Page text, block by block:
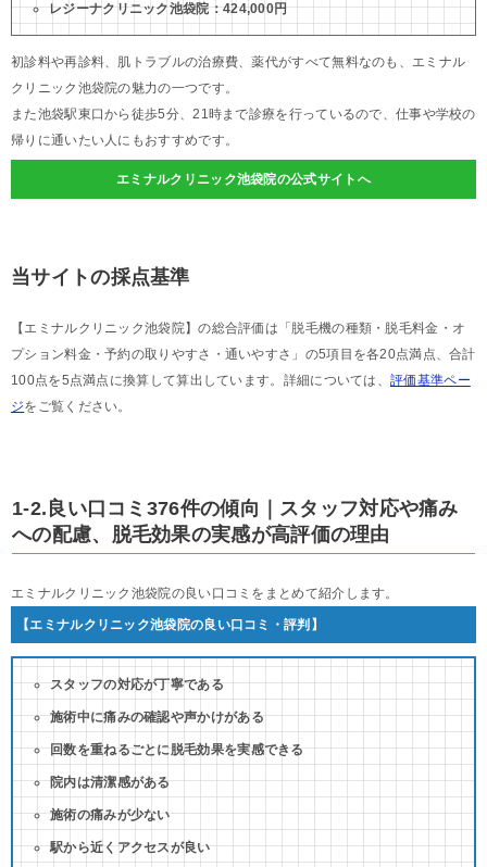
レジーナクリニック池袋院：424,000円
初診料や再診料、肌トラブルの治療費、薬代がすべて無料なのも、エミナル
クリニック池袋院の魅力の一つです。
また池袋駅東口から徒歩5分、21時まで診療を行っているので、仕事や学校の
帰りに通いたい人にもおすすめです。
エミナルクリニック池袋院の公式サイトへ
当サイトの採点基準
【エミナルクリニック池袋院】の総合評価は「脱毛機の種類・脱毛料金・オ
プション料金・予約の取りやすさ・通いやすさ」の5項目を各20点満点、合計
100点を5点満点に換算して算出しています。詳細については、 評価基準ペー
ジをご覧ください。
1-2.良い口コミ376件の傾向｜スタッフ対応や痛み
への配慮、脱毛効果の実感が高評価の理由
エミナルクリニック池袋院の良い口コミをまとめて紹介します。
【エミナルクリニック池袋院の良い口コミ・評判】
スタッフの対応が丁寧である
施術中に痛みの確認や声かけがある
回数を重ねるごとに脱毛効果を実感できる
院内は清潔感がある
施術の痛みが少ない
駅から近くアクセスが良い